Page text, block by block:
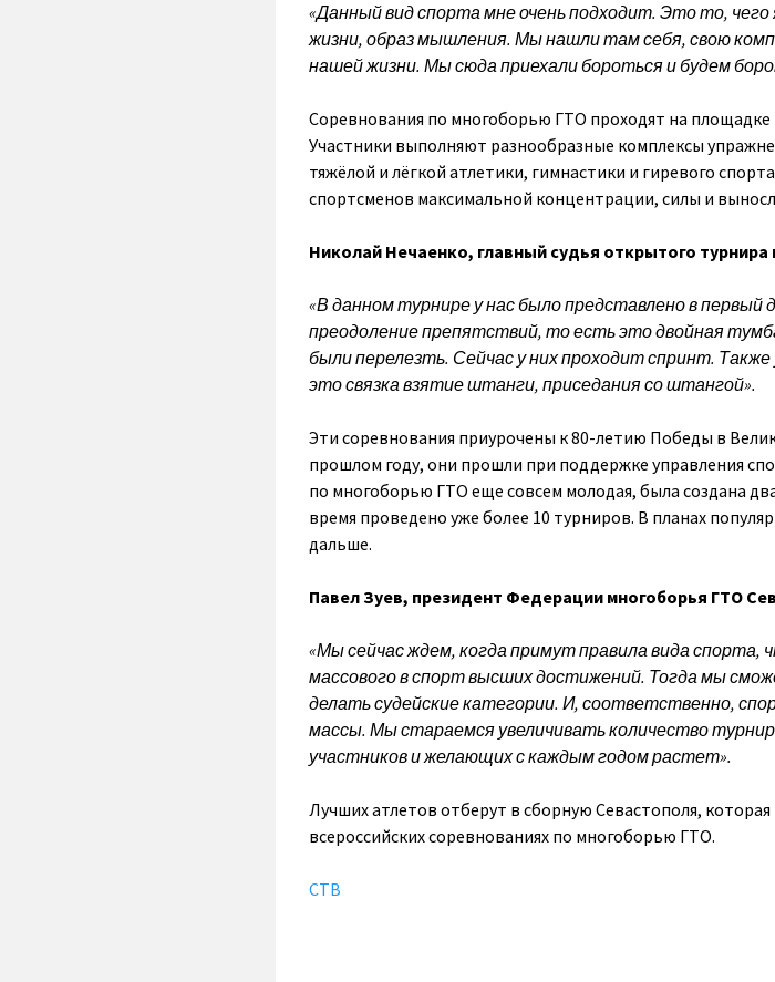
«Данный вид спорта мне очень подходит. Это то,
жизни, образ мышления. Мы нашли там себя, свою
нашей жизни. Мы сюда приехали бороться и будем
Соревнования по многоборью ГТО проходят на площадке
Участники выполняют разнообразные комплексы
тяжёлой и лёгкой атлетики, гимнастики и гиревого
спортсменов максимальной концентрации, силы и
Николай Нечаенко, главный судья открытого
«В данном турнире у нас было представлено в первый
преодоление препятствий, то есть это двойная
были перелезть. Сейчас у них проходит спринт.
это связка взятие штанги, приседания со штангой».
Эти соревнования приурочены к 80-летию Победы в
прошлом году, они прошли при поддержке управления
по многоборью ГТО еще совсем молодая, была создана
время проведено уже более 10 турниров. В планах
дальше.
Павел Зуев, президент Федерации многоборья ГТО
«Мы сейчас ждем, когда примут правила вида спорта,
массового в спорт высших достижений. Тогда мы
делать судейские категории. И, соответственно,
массы. Мы стараемся увеличивать количество
участников и желающих с каждым годом растет».
Лучших атлетов отберут в сборную Севастополя,
всероссийских соревнованиях по многоборью ГТО.
СТВ